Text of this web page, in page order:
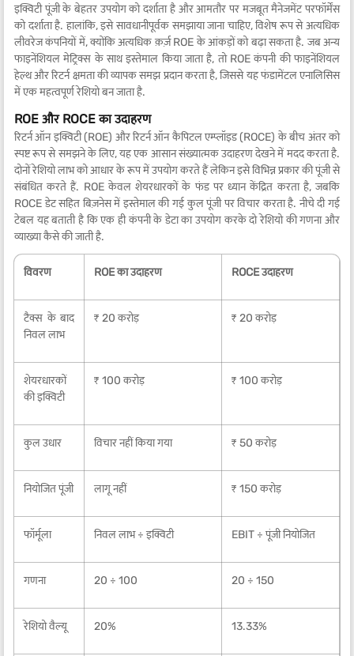
इक्विटी पूंजी के बेहतर उपयोग को दर्शाता है और आमतौर पर मजबूत मैनेजमेंट परफॉर्मेंस
को दर्शाता है. हालांकि, इसे सावधानीपूर्वक समझाया जाना चाहिए, विशेष रूप से अत्यधिक
लीवरेज कंपनियों में, क्योंकि अत्यधिक क़र्ज़ ROE के आंकड़ों को बढ़ा सकता है. जब अन्य
फाइनेंशियल मेट्रिक्स के साथ इस्तेमाल किया जाता है, तो ROE कंपनी की फाइनेंशियल
हेल्थ और रिटर्न क्षमता की व्यापक समझ प्रदान करता है, जिससे यह फंडामेंटल एनालिसिस
में एक महत्वपूर्ण रेशियो बन जाता है.
ROE और ROCE का उदाहरण
रिटर्न ऑन इक्विटी (ROE) और रिटर्न ऑन कैपिटल एम्प्लॉइड (ROCE) के बीच अंतर को
स्पष्ट रूप से समझने के लिए, यह एक आसान संख्यात्मक उदाहरण देखने में मदद करता है.
दोनों रेशियो लाभ को आधार के रूप में उपयोग करते हैं लेकिन इसे विभिन्न प्रकार की पूंजी से
संबंधित करते हैं. ROE केवल शेयरधारकों के फंड पर ध्यान केंद्रित करता है, जबकि
ROCE डेट सहित बिज़नेस में इस्तेमाल की गई कुल पूंजी पर विचार करता है. नीचे दी गई
टेबल यह बताती है कि एक ही कंपनी के डेटा का उपयोग करके दो रेशियो की गणना और
व्याख्या कैसे की जाती है.
विवरण ROE का उदाहरण ROCE उदाहरण
टैक्स के बाद
निवल लाभ
₹ 20 करोड़ ₹ 20 करोड़
शेयरधारकों
की इक्विटी
₹ 100 करोड़ ₹ 100 करोड़
कुल उधार विचार नहीं किया गया ₹ 50 करोड़
नियोजित पूंजी लागू नहीं ₹ 150 करोड़
फॉर्मूला निवल लाभ ÷ इक्विटी EBIT ÷ पूंजी नियोजित
गणना 20 ÷ 100 20 ÷ 150
रेशियो वैल्यू 20% 13.33%